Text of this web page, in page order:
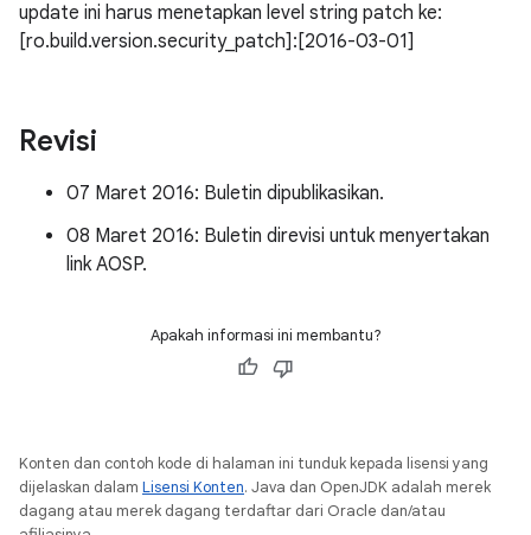
update ini harus menetapkan level string patch ke:
[ro.build.version.security_patch]:[2016-03-01]
Revisi
07 Maret 2016: Buletin dipublikasikan.
08 Maret 2016: Buletin direvisi untuk menyertakan
link AOSP.
Apakah informasi ini membantu?
Konten dan contoh kode di halaman ini tunduk kepada lisensi yang
dijelaskan dalam Lisensi Konten. Java dan OpenJDK adalah merek
dagang atau merek dagang terdaftar dari Oracle dan/atau